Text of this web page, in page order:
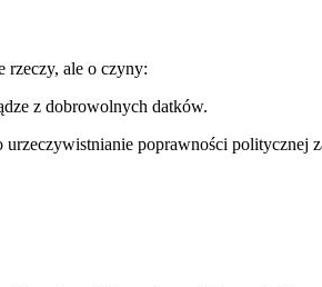
rzeczy, ale o czyny:
z dobrowolnych datków.
poprawności politycznej